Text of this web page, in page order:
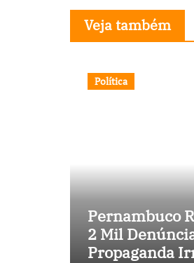
Veja também
Política
Pernambuco
2 Mil
Propaganda